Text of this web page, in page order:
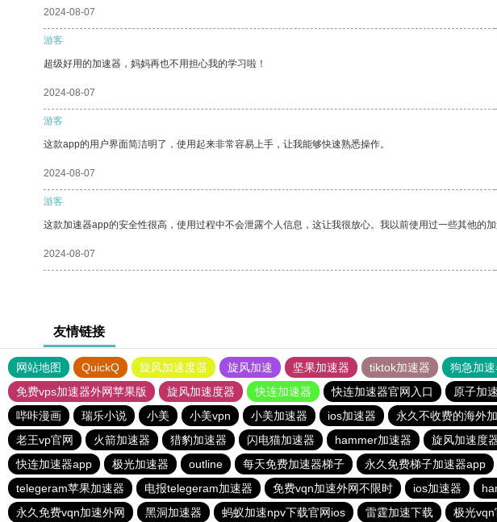
2024-08-07
游客
超级好用的加速器，妈妈再也不用担心我的学习啦！
2024-08-07
游客
这款app的用户界面简洁明了，使用起来非常容易上手，让我能够快速熟悉操作。
2024-08-07
游客
这款加速器app的安全性很高，使用过程中不会泄露个人信息，这让我很放心。我以前使用过一些其他的
2024-08-07
友情链接
网站地图 QuickQ 旋风加速度器 旋风加速 坚果加速器 tiktok加速器 狗急加
免费vps加速器外网苹果版
旋风加速度器 快连加速器 快连加速器官网入口 原子加
哔咔漫画
瑞乐小说 小美 小美vpn 小美加速器 ios加速器 永久不收费的海外
老王vp官网
火箭加速器 猎豹加速器 闪电猫加速器 hammer加速器 旋风加速度
快连加速器app
极光加速器 outline 每天免费加速器梯子 永久免费梯子加速器app
telegeram苹果加速器
电报telegeram加速器 免费vqn加速外网不限时 ios加速器
永久免费vqn加速外网
黑洞加速器 蚂蚁加速npv下载官网ios 雷霆加速下载 极光vqn